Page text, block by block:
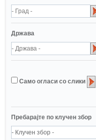
Држава
Само огласи со слики
Пребарајте по клучен збор